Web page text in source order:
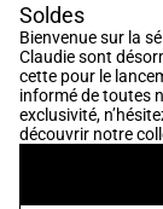
Soldes
Bienvenue sur la
Claudie sont
cette pour le
informé de toutes
exclusivité,
découvrir notre